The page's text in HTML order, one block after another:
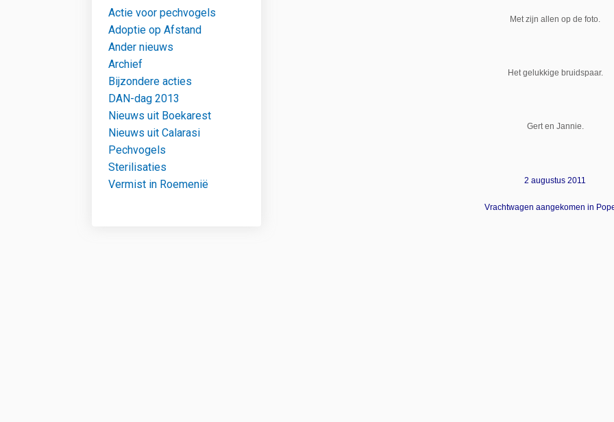
Actie voor pechvogels
Adoptie op Afstand
Ander nieuws
Archief
Bijzondere acties
DAN-dag 2013
Nieuws uit Boekarest
Nieuws uit Calarasi
Pechvogels
Sterilisaties
Vermist in Roemenië
Met zijn allen op de foto.
Het gelukkige bruidspaar.
Gert en Jannie.
2 augustus 2011
Vrachtwagen aangekomen in